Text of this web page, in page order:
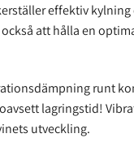
effektiv
att hålla en
runt
lagringstid!
utveckling.